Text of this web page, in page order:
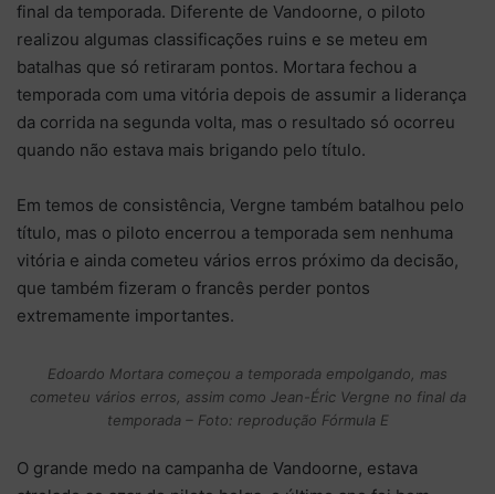
final da temporada. Diferente de Vandoorne, o piloto
realizou algumas classificações ruins e se meteu em
batalhas que só retiraram pontos. Mortara fechou a
temporada com uma vitória depois de assumir a liderança
da corrida na segunda volta, mas o resultado só ocorreu
quando não estava mais brigando pelo título.
Em temos de consistência, Vergne também batalhou pelo
título, mas o piloto encerrou a temporada sem nenhuma
vitória e ainda cometeu vários erros próximo da decisão,
que também fizeram o francês perder pontos
extremamente importantes.
Edoardo Mortara começou a temporada empolgando, mas
cometeu vários erros, assim como Jean-Éric Vergne no final da
temporada – Foto: reprodução Fórmula E
O grande medo na campanha de Vandoorne, estava